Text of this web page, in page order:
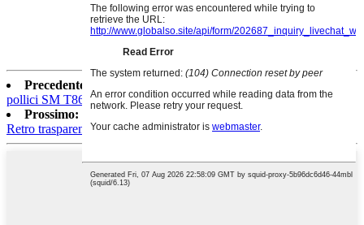
Precedente:
pollici SM T860 T865 Trifolding Funda con portamatite
Prossimo:
Custodia magnetica staccabile per iPad Pro 11 2021
Retro trasparente per iPad 10.9 2020 Custodia antiurto